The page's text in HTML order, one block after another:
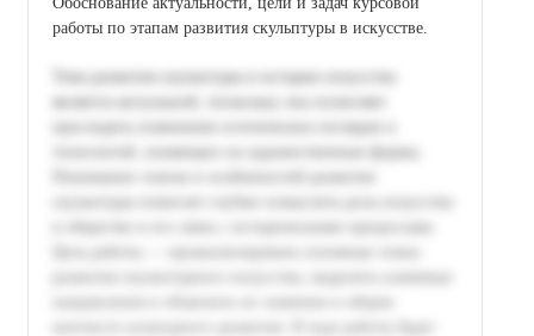
работы по этапам развития скульптуры в искусстве.